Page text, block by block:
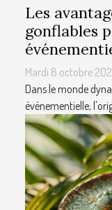
Les
gonflables
Mardi 8 octobre
Dans le monde
événementielle,